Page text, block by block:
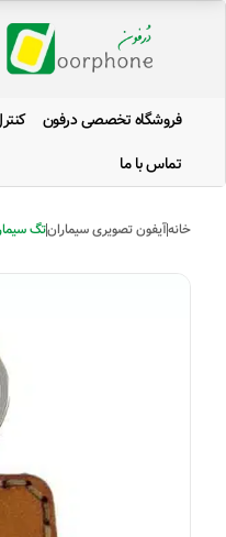
فروشگاه تخصصی درفون
تماس با ما
خانهآیفون تصویری سیمارانتگ